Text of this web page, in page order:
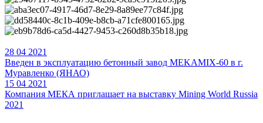
28 04 2021
Введен в эксплуатацию бетонный завод MEKAMIX-60 в г.
Муравленко (ЯНАО)
15 04 2021
Компания МЕКА приглашает на выставку Mining World Russia
2021